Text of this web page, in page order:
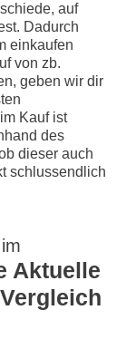
auf
Dadurch
einkaufen
von zb.
geben wir dir
Kauf ist
des
dieser auch
schlussendlich
Aktuelle